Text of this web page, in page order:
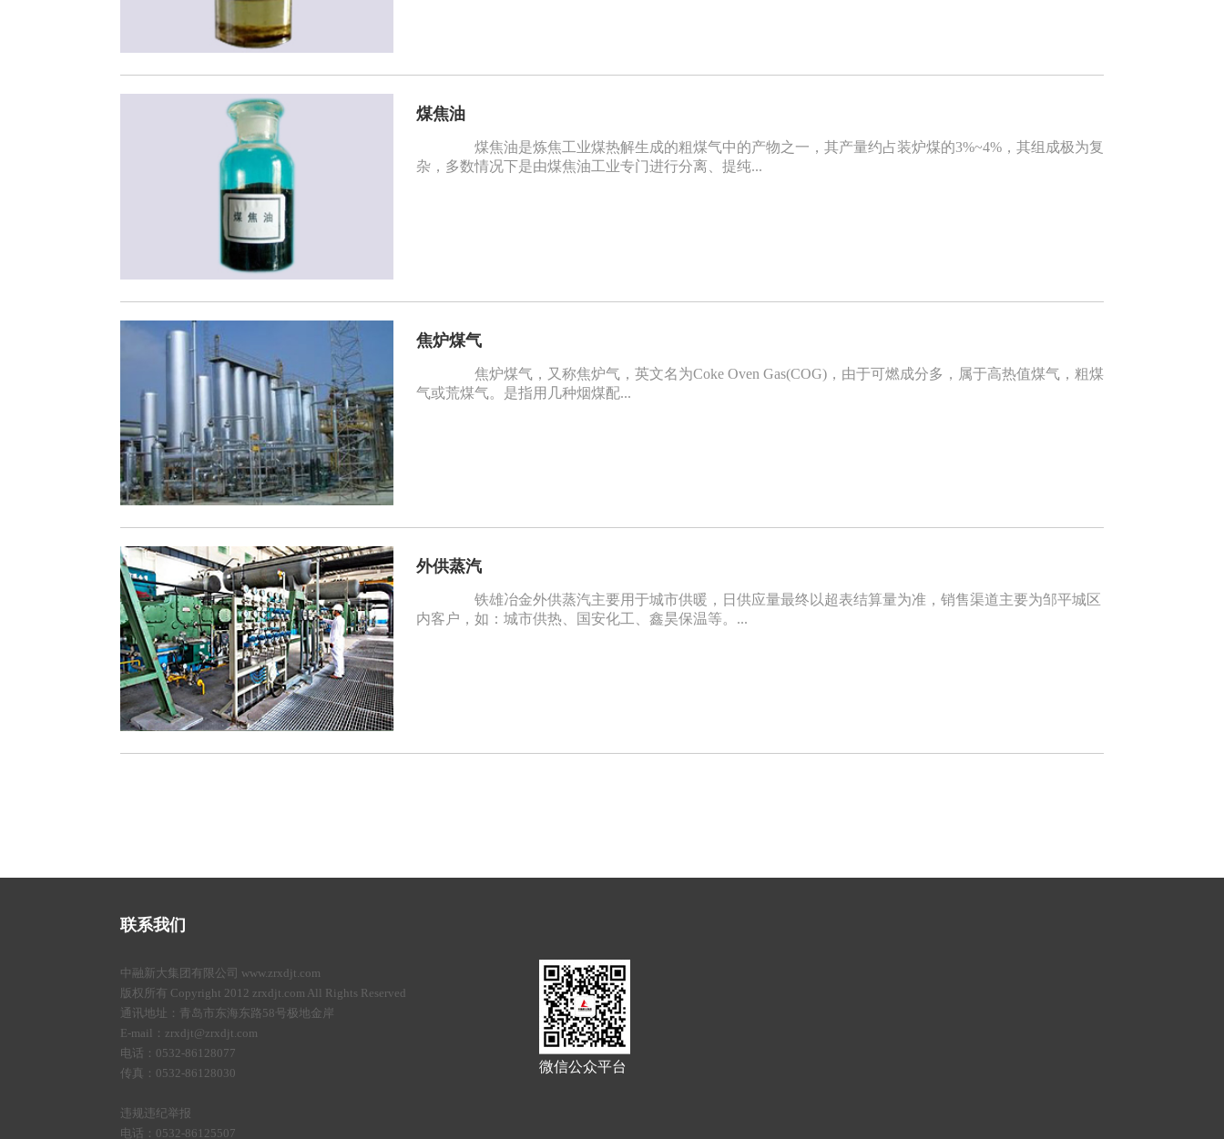
煤焦油
煤焦油是炼焦工业煤热解生成的粗煤气中的产物之一，其产量约占装炉煤的3%~4%，其组成极为复
杂，多数情况下是由煤焦油工业专门进行分离、提纯...
焦炉煤气
焦炉煤气，又称焦炉气，英文名为Coke Oven Gas(COG)，由于可燃成分多，属于高热值煤气，粗煤
气或荒煤气。是指用几种烟煤配...
外供蒸汽
铁雄冶金外供蒸汽主要用于城市供暖，日供应量最终以超表结算量为准，销售渠道主要为邹平城区
内客户，如：城市供热、国安化工、鑫昊保温等。...
联系我们
中融新大集团有限公司 www.zrxdjt.com
版权所有 Copyright 2012 zrxdjt.com All Rights Reserved
通讯地址：青岛市东海东路58号极地金岸
E-mail：zrxdjt@zrxdjt.com
电话：0532-86128077
传真：0532-86128030
违规违纪举报
电话：0532-86125507
微信公众平台